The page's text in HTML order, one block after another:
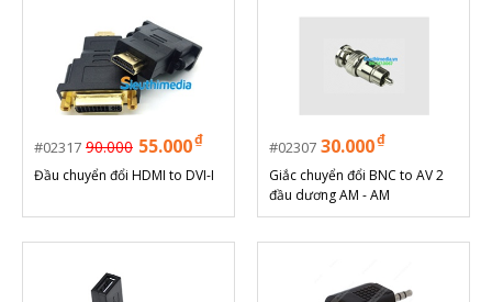
02317 90.000 55.000₫
Đầu chuyển đổi HDMI to DVI-I
02307 30.000₫
Giắc chuyển đổi BNC to AV 2
đầu dương AM - AM